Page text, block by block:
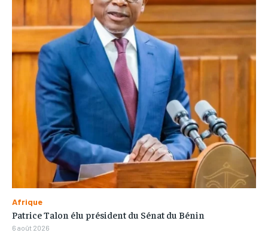
Afrique
Patrice Talon élu président du Sénat du Bénin
6 août 2026